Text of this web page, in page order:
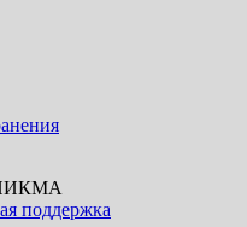
поддержка